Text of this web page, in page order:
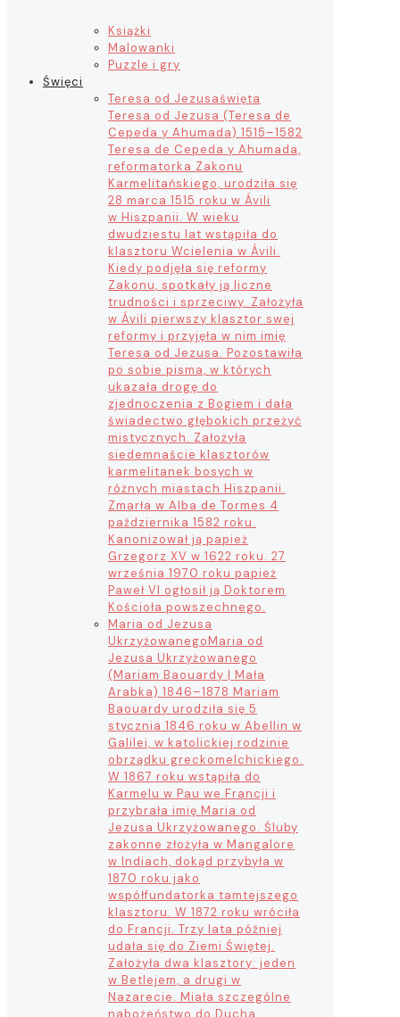
Książki
Malowanki
Puzzle i gry
Święci
Teresa od Jezusaświęta
Teresa od Jezusa (Teresa de
Cepeda y Ahumada) 1515–1582
Teresa de Cepeda y Ahumada,
reformatorka Zakonu
Karmelitańskiego, urodziła się
28 marca 1515 roku w Ávili
w Hiszpanii. W wieku
dwudziestu lat wstąpiła do
klasztoru Wcielenia w Ávili.
Kiedy podjęła się reformy
Zakonu, spotkały ją liczne
trudności i sprzeciwy. Założyła
w Ávili pierwszy klasztor swej
reformy i przyjęła w nim imię
Teresa od Jezusa. Pozostawiła
po sobie pisma, w których
ukazała drogę do
zjednoczenia z Bogiem i dała
świadectwo głębokich przeżyć
mistycznych. Założyła
siedemnaście klasztorów
karmelitanek bosych w
różnych miastach Hiszpanii.
Zmarła w Alba de Tormes 4
października 1582 roku.
Kanonizował ją papież
Grzegorz XV w 1622 roku. 27
września 1970 roku papież
Paweł VI ogłosił ją Doktorem
Kościoła powszechnego.
Maria od Jezusa
UkrzyżowanegoMaria od
Jezusa Ukrzyżowanego
(Mariam Baouardy | Mała
Arabka) 1846–1878 Mariam
Baouardy urodziła się 5
stycznia 1846 roku w Abellin w
Galilei, w katolickiej rodzinie
obrządku greckomelchickiego.
W 1867 roku wstąpiła do
Karmelu w Pau we Francji i
przybrała imię Maria od
Jezusa Ukrzyżowanego. Śluby
zakonne złożyła w Mangalore
w Indiach, dokąd przybyła w
1870 roku jako
współfundatorka tamtejszego
klasztoru. W 1872 roku wróciła
do Francji. Trzy lata później
udała się do Ziemi Świętej.
Założyła dwa klasztory: jeden
w Betlejem, a drugi w
Nazarecie. Miała szczególne
nabożeństwo do Ducha